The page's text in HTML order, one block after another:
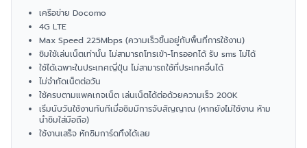
เครือข่าย Docomo
4G LTE
Max Speed 225Mbps (ความเร็วขึ้นอยู่กับพื้นที่การใช้งาน)
ซิมใช้เล่นเน็ตเท่านั้น ไม่สามารถโทรเข้า-โทรออกได้ รับ sms ไม่ได้
ใช้ได้เฉพาะในประเทศญี่ปุ่น ไม่สามารถใช้ที่ประเทศอื่นได้
ไม่จำกัดเน็ตต่อวัน
ใช้ครบตามแพคเกจเน็ต เล่นเน็ตได้ต่อด้วยความเร็ว 200K
เริ่มนับวันใช้งานทันทีเมื่อซิมมีการจับสัญญาณ (หากยังไม่ใช้งาน ห้าม
นำซิมใส่มือถือ)
ใช้งานเสร็จ หักซิมการ์ดทิ้งได้เลย